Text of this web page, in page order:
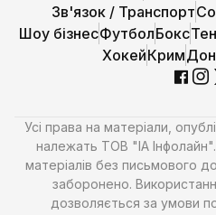
Зв'язок / Транспорт
Шоу бізнесФутболБокс
ХокейКрим
Усі права на матеріали,
належать ТОВ "ІА
матеріалів без письмового
заборонено.
дозволяється за умови